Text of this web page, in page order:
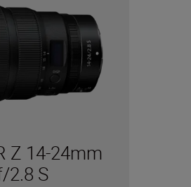
Z 14-24mm
2.8 S